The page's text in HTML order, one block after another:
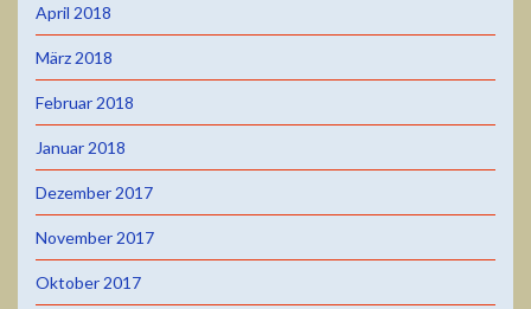
April 2018
März 2018
Februar 2018
Januar 2018
Dezember 2017
November 2017
Oktober 2017